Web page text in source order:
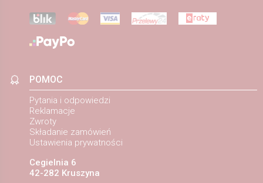
POMOC
Pytania i odpowiedzi
Reklamacje
Zwroty
Składanie zamówień
Ustawienia prywatności
Cegielnia 6
42-282 Kruszyna